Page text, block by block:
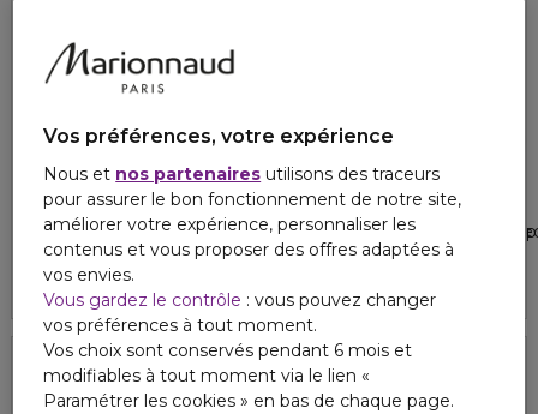
GIVENCHY
IRRESISTIBLE
Coffret - eau de parfum + lait pour le corps + mini rose
144,00 €
GUERLAIN
SHALIMAR
Coffret eau de parfum + lait
4.4 9
Vos préférences, votre expérience
Nous et nos partenaires utilisons des traceurs
pour assurer le bon fonctionnement de notre site,
améliorer votre expérience, personnaliser les
contenus et vous proposer des offres adaptées à
vos envies.
Vous gardez le contrôle : vous pouvez changer
vos préférences à tout moment.
Vos choix sont conservés pendant 6 mois et
modifiables à tout moment via le lien «
Paramétrer les cookies » en bas de chaque page.